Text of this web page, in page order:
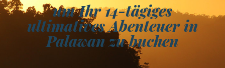
um Ihr 14-tägiges
ultimatives Abenteuer in
Palawan zu buchen